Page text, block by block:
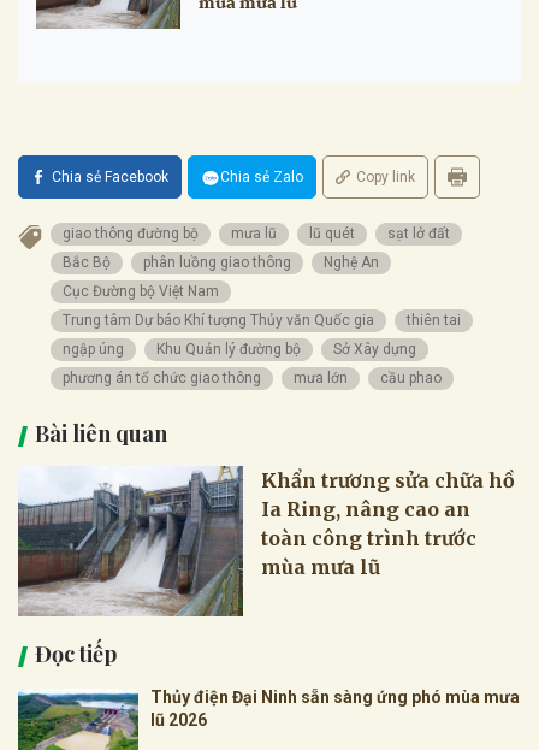
Chia sẻ Facebook Chia sẻ Zalo Copy link
giao thông đường bộ mưa lũ lũ quét
sạt lở đất
Bắc Bộ
phân luồng giao thông
Nghệ An
Cục Đường bộ Việt Nam
Trung tâm Dự báo Khí tượng Thủy văn Quốc gia
thiên tai
ngập úng
Khu Quản lý đường bộ
Sở Xây dựng
phương án tổ chức giao thông
mưa lớn cầu phao
Bài liên quan
Khẩn trương sửa chữa hồ
Ia Ring, nâng cao an
toàn công trình trước
mùa mưa lũ
Đọc tiếp
Thủy điện Đại Ninh sẵn sàng ứng phó mùa mưa
lũ 2026